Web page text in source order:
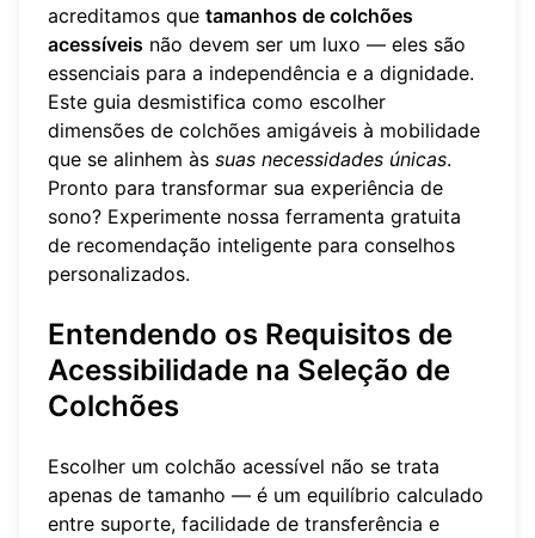
acreditamos que tamanhos de colchões
acessíveis não devem ser um luxo — eles são
essenciais para a independência e a dignidade.
Este guia desmistifica como escolher
dimensões de colchões amigáveis à mobilidade
que se alinhem às suas necessidades únicas.
Pronto para transformar sua experiência de
sono? Experimente nossa ferramenta gratuita
de recomendação inteligente para conselhos
personalizados.
Entendendo os Requisitos de
Acessibilidade na Seleção de
Colchões
Escolher um colchão acessível não se trata
apenas de tamanho — é um equilíbrio calculado
entre suporte, facilidade de transferência e